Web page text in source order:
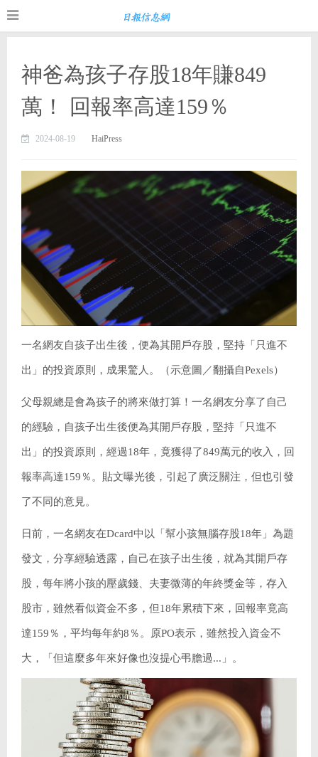
神爸為孩子存股18年賺849
萬！ 回報率高達159％
2024-08-19 HaiPress
一名網友自孩子出生後，便為其開戶存股，堅持「只進不
出」的投資原則，成果驚人。（示意圖／翻攝自Pexels）
父母親總是會為孩子的將來做打算！一名網友分享了自己
的經驗，自孩子出生後便為其開戶存股，堅持「只進不
出」的投資原則，經過18年，竟獲得了849萬元的收入，回
報率高達159％。貼文曝光後，引起了廣泛關注，但也引發
了不同的意見。
日前，一名網友在Dcard中以「幫小孩無腦存股18年」為題
發文，分享經驗透露，自己在孩子出生後，就為其開戶存
股，每年將小孩的壓歲錢、夫妻微薄的年終獎金等，存入
股市，雖然看似資金不多，但18年累積下來，回報率竟高
達159％，平均每年約8％。原PO表示，雖然投入資金不
大，「但這麼多年來好像也沒提心弔膽過...」。